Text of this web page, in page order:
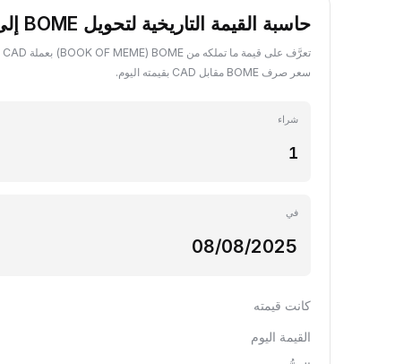
حاسبة القيمة التاريخية لتحويل BOME إلى CAD
سعر صرف BOME مقابل CAD بقيمته اليوم.
شراء
في
كانت قيمته
القيمة اليوم